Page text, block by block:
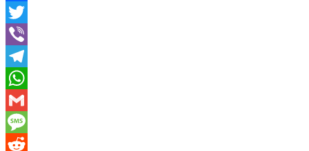
Facebook
Twitter
Viber
Telegram
WhatsApp
Gmail
Message